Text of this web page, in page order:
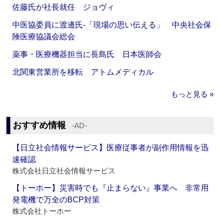
佐藤氏が社長就任 ジョヴィ
中医協委員に渡邊氏‐「現場の思い伝える」 中央社会保
険医療協議会総会
薬事・医療機器担当に長島氏 日本医師会
北関東営業所を移転 アトムメディカル
もっと見る »
おすすめ情報 ‐AD‐
【日立社会情報サービス】医療従事者が副作用情報を迅
速確認
株式会社日立社会情報サービス
【トーホー】災害時でも『止まらない』事業へ 非常用
発電機で万全のBCP対策
株式会社トーホー